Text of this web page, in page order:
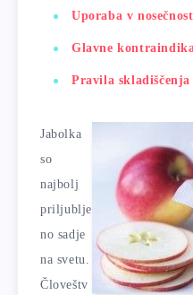
Uporaba v
Glavne
Pravila skladiščenja
Jabolka
so
najbolj
priljublje
no sadje
na svetu.
Človeštv